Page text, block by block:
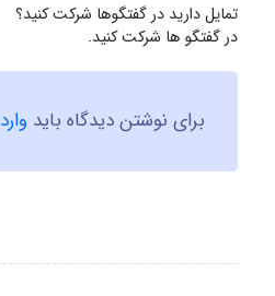
تمایل دارید در گفتگوها شرکت کنید؟
در گفتگو ها شرکت کنید.
برای نوشتن دیدگاه باید وارد